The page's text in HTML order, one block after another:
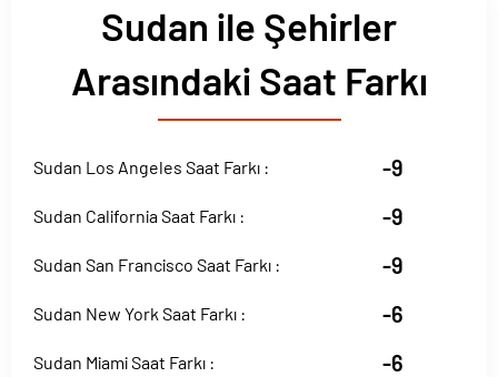
Sudan ile Şehirler
Arasındaki Saat Farkı
Sudan Los Angeles Saat Farkı : -9
Sudan California Saat Farkı : -9
Sudan San Francisco Saat Farkı : -9
Sudan New York Saat Farkı : -6
Sudan Miami Saat Farkı : -6